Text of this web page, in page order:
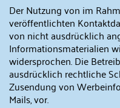
Der Nutzung von im
veröffentlichten
von nicht ausdrücklich
Informationsmaterialien
widersprochen. Die
ausdrücklich rechtliche
Zusendung von
Mails, vor.